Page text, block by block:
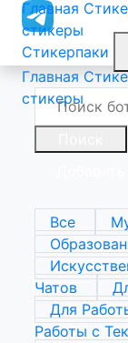
Стикерпаки
Главная
стикеры
Главная
стикеры
Все
Чатов
Для
Работы с